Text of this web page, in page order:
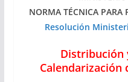
NORMA TÉCNICA PARA
Resolución
Distribución
Calendarización